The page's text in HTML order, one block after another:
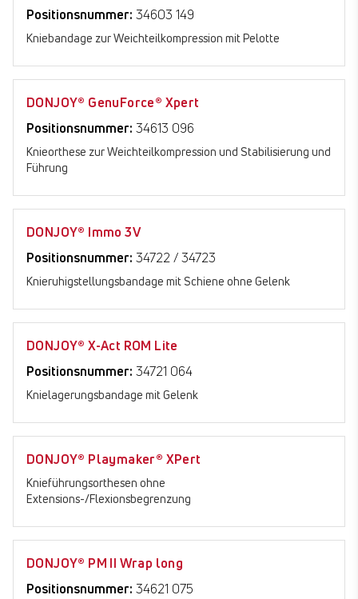
Positionsnummer: 34603 149
Kniebandage zur Weichteilkompression mit Pelotte
DONJOY® GenuForce® Xpert
Positionsnummer: 34613 096
Knieorthese zur Weichteilkompression und Stabilisierung und
Führung
DONJOY® Immo 3V
Positionsnummer: 34722 / 34723
Knieruhigstellungsbandage mit Schiene ohne Gelenk
DONJOY® X-Act ROM Lite
Positionsnummer: 34721 064
Knielagerungsbandage mit Gelenk
DONJOY® Playmaker® XPert
Knieführungsorthesen ohne
Extensions-/Flexionsbegrenzung
DONJOY® PM II Wrap long
Positionsnummer: 34621 075